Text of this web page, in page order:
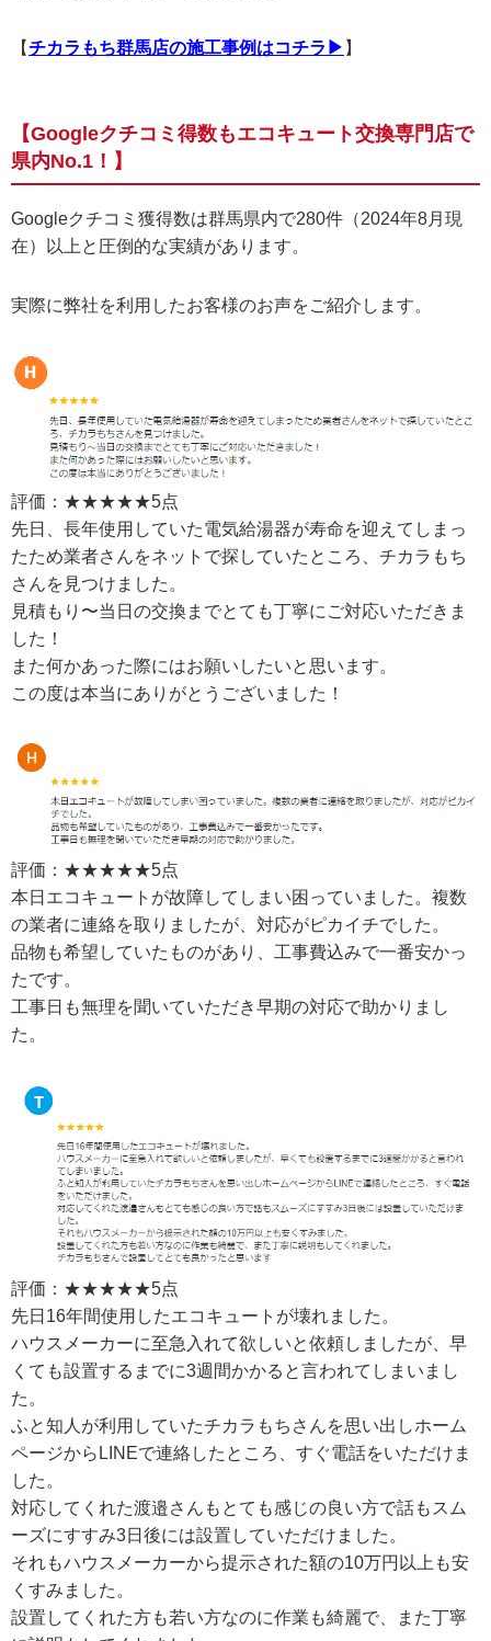
【チカラもち群馬店の施工事例はコチラ▶ 】
【Googleクチコミ得数もエコキュート交換専門店で
県内No.1！】
Googleクチコミ獲得数は群馬県内で280件（2024年8月現
在）以上と圧倒的な実績があります。
実際に弊社を利用したお客様のお声をご紹介します。
評価：★★★★★5点
先日、長年使用していた電気給湯器が寿命を迎えてしまっ
たため業者さんをネットで探していたところ、チカラもち
さんを見つけました。
見積もり〜当日の交換までとても丁寧にご対応いただきま
した！
また何かあった際にはお願いしたいと思います。
この度は本当にありがとうございました！
評価：★★★★★5点
本日エコキュートが故障してしまい困っていました。複数
の業者に連絡を取りましたが、対応がピカイチでした。
品物も希望していたものがあり、工事費込みで一番安かっ
たです。
工事日も無理を聞いていただき早期の対応で助かりまし
た。
評価：★★★★★5点
先日16年間使用したエコキュートが壊れました。
ハウスメーカーに至急入れて欲しいと依頼しましたが、早
くても設置するまでに3週間かかると言われてしまいまし
た。
ふと知人が利用していたチカラもちさんを思い出しホーム
ページからLINEで連絡したところ、すぐ電話をいただけま
した。
対応してくれた渡邉さんもとても感じの良い方で話もスム
ーズにすすみ3日後には設置していただけました。
それもハウスメーカーから提示された額の10万円以上も安
くすみました。
設置してくれた方も若い方なのに作業も綺麗で、また丁寧